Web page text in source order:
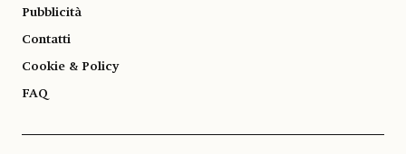
Pubblicità
Contatti
Cookie & Policy
FAQ